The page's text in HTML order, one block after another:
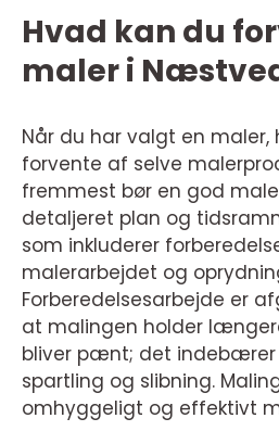
Hvad kan du
maler i
Når du har valgt en maler,
forvente af selve
fremmest bør en god
detaljeret plan og
som inkluderer
malerarbejdet og
Forberedelsesarbejde er
at malingen holder
bliver pænt; det indebærer
spartling og slibning.
omhyggeligt og effektivt